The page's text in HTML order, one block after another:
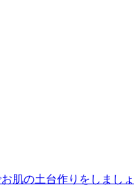
肌の土台作りをしましょ